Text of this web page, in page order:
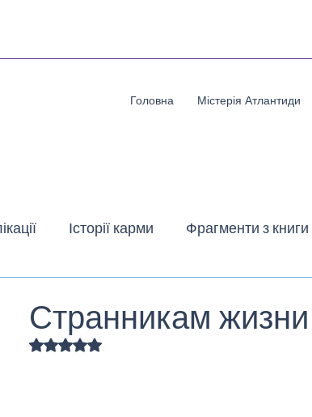
Головна Містерія Атлантиди
Історії карми Фрагменти з книги
Статті
Странникам жизни
Оцінка: NaN з 5 зірок.